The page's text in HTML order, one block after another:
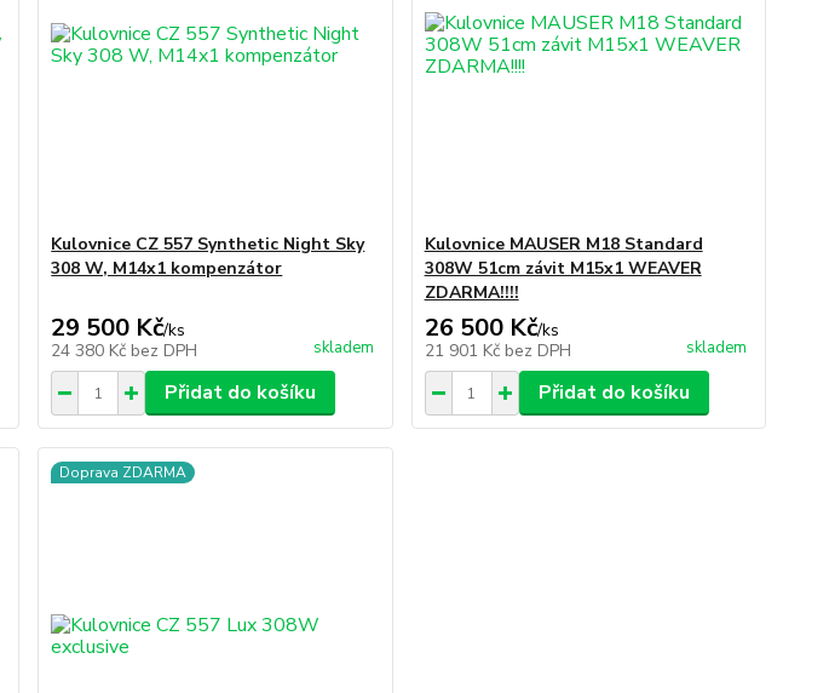
Kulovnice CZ 557 Synthetic Night Sky
308 W, M14x1 kompenzátor
29 500 Kč/ks
24 380 Kč bez DPH skladem
Přidat do košíku
Kulovnice MAUSER M18 Standard
308W 51cm závit M15x1 WEAVER
ZDARMA!!!!
26 500 Kč/ks
21 901 Kč bez DPH skladem
Přidat do košíku
Doprava ZDARMA